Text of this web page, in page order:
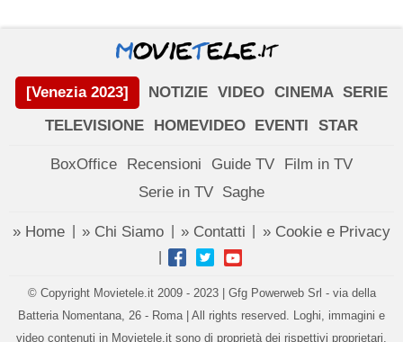
[Venezia 2023] NOTIZIE VIDEO CINEMA SERIE
TELEVISIONE
HOMEVIDEO EVENTI STAR
BoxOffice Recensioni Guide TV
Film in TV
Serie in TV Saghe
» Home » Chi Siamo » Contatti » Cookie e Privacy
© Copyright Movietele.it 2009 - 2023 | Gfg Powerweb Srl - via della
Batteria Nomentana, 26 - Roma | All rights reserved. Loghi, immagini e
video contenuti in Movietele.it sono di proprietà dei rispettivi proprietari.